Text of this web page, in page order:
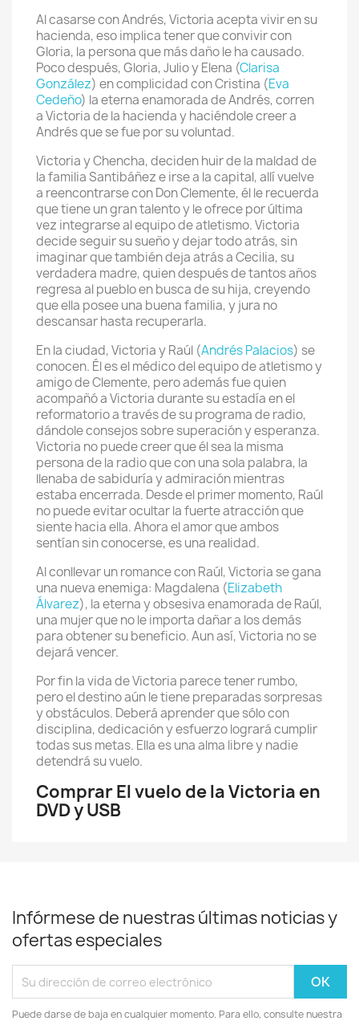
Al casarse con Andrés, Victoria acepta vivir en su
hacienda, eso implica tener que convivir con
Gloria, la persona que más daño le ha causado.
Poco después, Gloria, Julio y Elena (Clarisa
González) en complicidad con Cristina (Eva
Cedeño) la eterna enamorada de Andrés, corren
a Victoria de la hacienda y haciéndole creer a
Andrés que se fue por su voluntad.
Victoria y Chencha, deciden huir de la maldad de
la familia Santibáñez e irse a la capital, allí vuelve
a reencontrarse con Don Clemente, él le recuerda
que tiene un gran talento y le ofrece por última
vez integrarse al equipo de atletismo. Victoria
decide seguir su sueño y dejar todo atrás, sin
imaginar que también deja atrás a Cecilia, su
verdadera madre, quien después de tantos años
regresa al pueblo en busca de su hija, creyendo
que ella posee una buena familia, y jura no
descansar hasta recuperarla.
En la ciudad, Victoria y Raúl (Andrés Palacios) se
conocen. Él es el médico del equipo de atletismo y
amigo de Clemente, pero además fue quien
acompañó a Victoria durante su estadía en el
reformatorio a través de su programa de radio,
dándole consejos sobre superación y esperanza.
Victoria no puede creer que él sea la misma
persona de la radio que con una sola palabra, la
llenaba de sabiduría y admiración mientras
estaba encerrada. Desde el primer momento, Raúl
no puede evitar ocultar la fuerte atracción que
siente hacia ella. Ahora el amor que ambos
sentían sin conocerse, es una realidad.
Al conllevar un romance con Raúl, Victoria se gana
una nueva enemiga: Magdalena (Elizabeth
Álvarez), la eterna y obsesiva enamorada de Raúl,
una mujer que no le importa dañar a los demás
para obtener su beneficio. Aun así, Victoria no se
dejará vencer.
Por fin la vida de Victoria parece tener rumbo,
pero el destino aún le tiene preparadas sorpresas
y obstáculos. Deberá aprender que sólo con
disciplina, dedicación y esfuerzo logrará cumplir
todas sus metas. Ella es una alma libre y nadie
detendrá su vuelo.
Comprar El vuelo de la Victoria en
DVD y USB
Infórmese de nuestras últimas noticias y
ofertas especiales
Puede darse de baja en cualquier momento. Para ello, consulte nuestra